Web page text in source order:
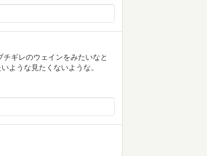
ギレのウェインをみたいなと
ような見たくないような。